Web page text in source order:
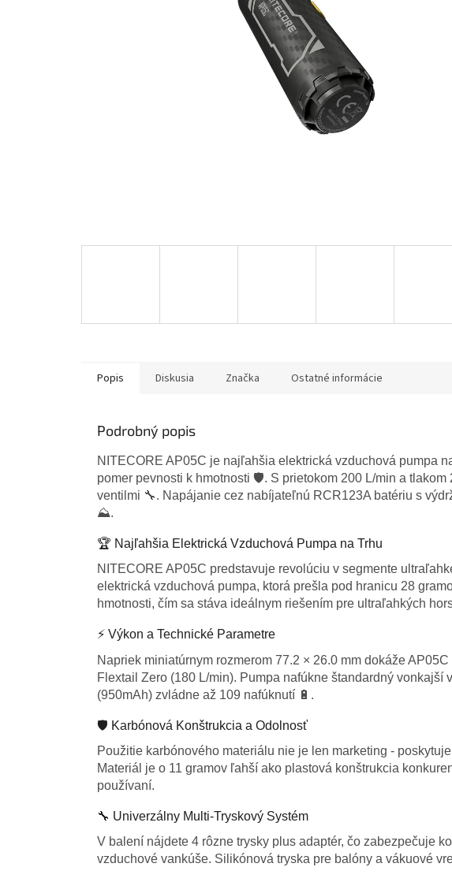
Popis Diskusia Značka Ostatné informácie
Podrobný popis
NITECORE AP05C je najľahšia elektrická vzduchová pumpa
pomer pevnosti k hmotnosti 🛡️. S prietokom 200 L/min a
ventilmi 🔧. Napájanie cez nabíjateľnú RCR123A batériu s
⛰️.
🏆 Najľahšia Elektrická Vzduchová Pumpa na Trhu
NITECORE AP05C predstavuje revolúciu v segmente
elektrická vzduchová pumpa, ktorá prešla pod hranicu 28
hmotnosti, čím sa stáva ideálnym riešením pre ultraľahkých
⚡ Výkon a Technické Parametre
Napriek miniatúrnym rozmerom 77.2 × 26.0 mm dokáže
Flextail Zero (180 L/min). Pumpa nafúkne štandardný
(950mAh) zvládne až 109 nafúknutí 🔋.
🛡️ Karbónová Konštrukcia a Odolnosť
Použitie karbónového materiálu nie je len marketing -
Materiál je o 11 gramov ľahší ako plastová konštrukcia
používaní.
🔧 Univerzálny Multi-Tryskový Systém
V balení nájdete 4 rôzne trysky plus adaptér, čo zabezpečuje
vzduchové vankúše. Silikónová tryska pre balóny a vákuové